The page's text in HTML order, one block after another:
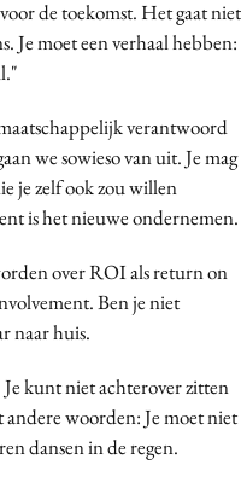
de toekomst. Het gaat niet
Je moet een verhaal hebben:
verantwoord
we sowieso van uit. Je mag
je zelf ook zou willen
is het nieuwe ondernemen.
over ROI als return on
Ben je niet
naar huis.
kunt niet achterover zitten
woorden: Je moet niet
dansen in de regen.